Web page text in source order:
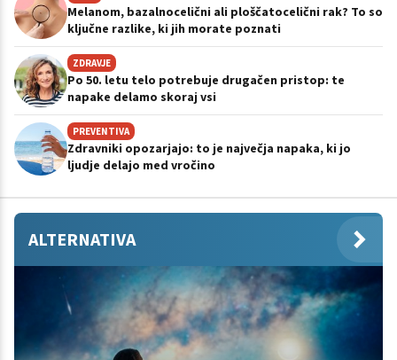
Melanom, bazalnocelični ali ploščatocelični rak? To so
ključne razlike, ki jih morate poznati
ZDRAVJE
Po 50. letu telo potrebuje drugačen pristop: te
napake delamo skoraj vsi
PREVENTIVA
Zdravniki opozarjajo: to je največja napaka, ki jo
ljudje delajo med vročino
ALTERNATIVA